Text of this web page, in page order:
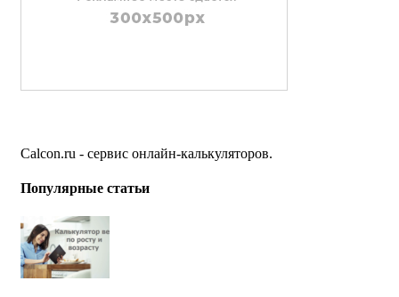
Calcon.ru - сервис онлайн-калькуляторов.
Популярные статьи